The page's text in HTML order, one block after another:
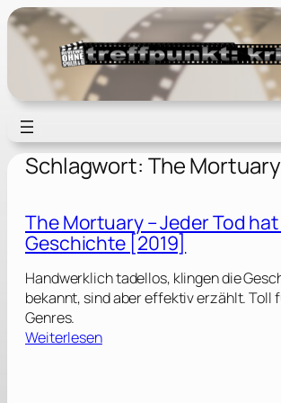
Zum
Inhalt
springen
Schlagwort: The Mortuary
The Mortuary – Jeder Tod
Geschichte [2019]
Handwerklich tadellos, klingen die
bekannt, sind aber effektiv erzählt. Toll
Genres.
Weiterlesen: